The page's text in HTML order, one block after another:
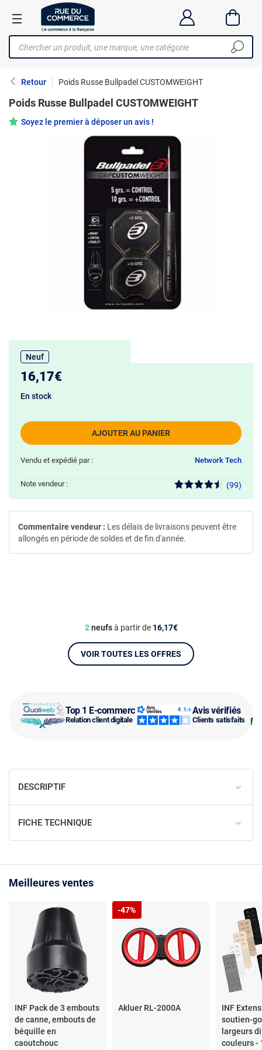
Retour Poids Russe Bullpadel CUSTOMWEIGHT
Top 1 E-commerce
Relation client digitale
Avis vérifiés
Clients satisfaits
Poids Russe Bullpadel CUSTOMWEIGHT
Soyez le premier à déposer un avis !
Neuf
16,17€
AJOUTER AU PANIER
En stock
Vendu et expédié par : Network Tech
Note vendeur : (99)
2neufsà partir de 16,17€
VOIR TOUTES LES OFFRES
Commentaire vendeur : Les délais de livraisons peuvent être
allongés en période de soldes et de fin d'année.
DESCRIPTIF
FICHE TECHNIQUE
Meilleures ventes
INF Pack de 3 embouts
de canne, embouts de
béquille en
caoutchouc
Akluer RL-2000A
-47%
INF
soutien-
largeurs
couleurs -